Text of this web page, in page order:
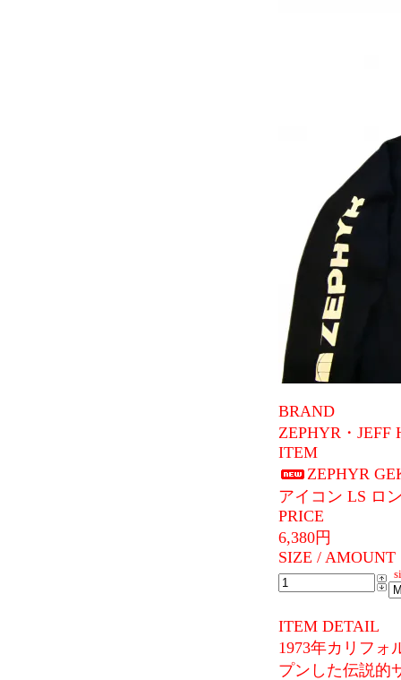
BRAND
ZEPHYR・JEFF
ITEM
ZEPHYR
アイコン LS ロ
PRICE
6,380円
SIZE / AMOUNT
ITEM DETAIL
1973年カリフォ
プンした伝説的